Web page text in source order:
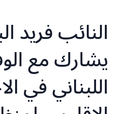
النائب فريد
يشارك مع
اللبناني في